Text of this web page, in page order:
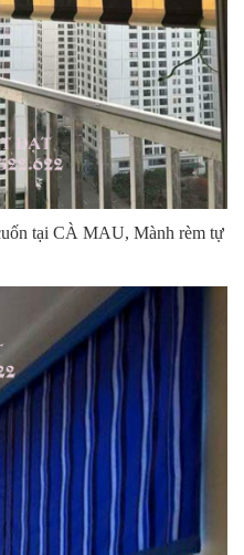
tại CÀ MAU, Mành rèm tự